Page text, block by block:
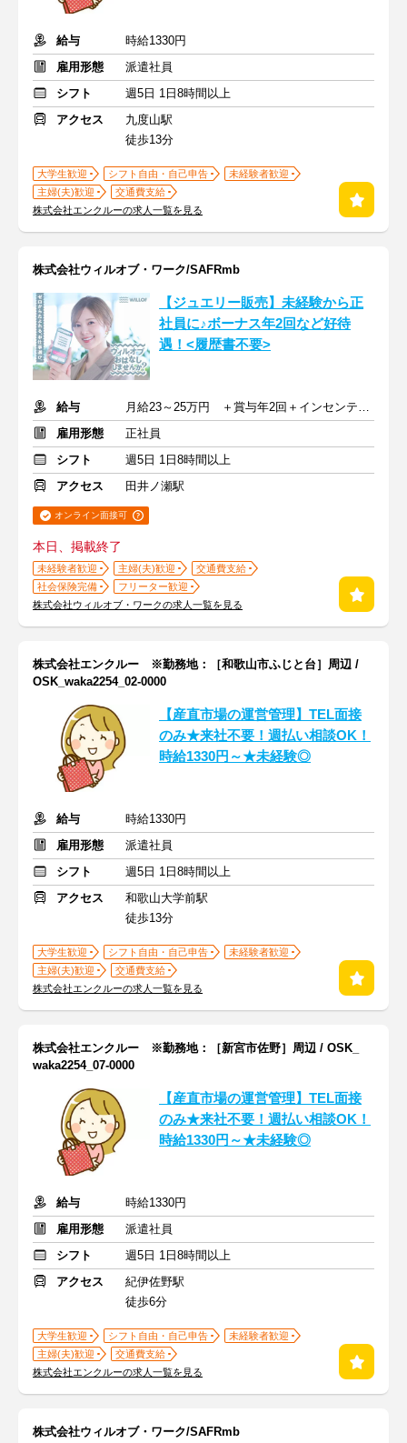
給与
時給1330円
雇用形態
派遣社員
シフト
週5日 1日8時間以上
アクセス
九度山駅
徒歩13分
大学生歓迎 シフト自由・自己申告
未経験者歓迎
主婦(夫)歓迎
交通費支給
株式会社エンクルーの求人一覧を見る
株式会社ウィルオブ・ワーク/SAFRmb
【ジュエリー販売】未経験から正
社員に♪ボーナス年2回など好待
遇！<履歴書不要>
給与
月給23～25万円 ＋賞与年2回＋インセンティブ＋交通費
雇用形態
正社員
シフト
週5日 1日8時間以上
アクセス
田井ノ瀬駅
オンライン面接可
本日、掲載終了
未経験者歓迎 主婦(夫)歓迎
交通費支給
社会保険完備
フリーター歓迎
株式会社ウィルオブ・ワークの求人一覧を見る
株式会社エンクルー ※勤務地：［和歌山市ふじと台］周辺 /
OSK_waka2254_02-0000
【産直市場の運営管理】TEL面接
のみ★来社不要！週払い相談OK！
時給1330円～★未経験◎
給与
時給1330円
雇用形態
派遣社員
シフト
週5日 1日8時間以上
アクセス
和歌山大学前駅
徒歩13分
大学生歓迎 シフト自由・自己申告
未経験者歓迎
主婦(夫)歓迎
交通費支給
株式会社エンクルーの求人一覧を見る
株式会社エンクルー ※勤務地：［新宮市佐野］周辺 / OSK_
waka2254_07-0000
【産直市場の運営管理】TEL面接
のみ★来社不要！週払い相談OK！
時給1330円～★未経験◎
給与
時給1330円
雇用形態
派遣社員
シフト
週5日 1日8時間以上
アクセス
紀伊佐野駅
徒歩6分
大学生歓迎 シフト自由・自己申告
未経験者歓迎
主婦(夫)歓迎
交通費支給
株式会社エンクルーの求人一覧を見る
株式会社ウィルオブ・ワーク/SAFRmb